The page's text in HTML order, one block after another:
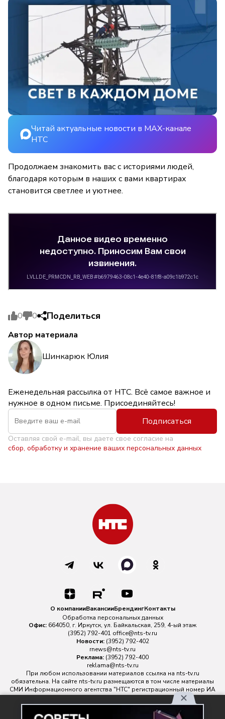
Читай актуальные новости в MAX-канале
НТС
Продолжаем знакомить вас с историями людей,
благодаря которым в наших с вами квартирах
становится светлее и уютнее.
0 0 Поделиться
Автор материала
Шинкарюк Юлия
Еженедельная рассылка от НТС. Всё самое важное и
нужное в одном письме. Присоединяйтесь!
Подписаться
Оставляя свой e-mail, вы даете свое согласие на
сбор, обработку и хранение ваших персональных данных
О компанииВакансииБрендингКонтакты
Обработка персональных данных
Офис: 664050, г. Иркутск, ул. Байкальская, 259, 4-ый этаж
(3952) 792-401 office@nts-tv.ru
Новости: (3952) 792-402
rnews@nts-tv.ru
Реклама: (3952) 792-400
reklama@nts-tv.ru
При любом использовании материалов ссылка на nts-tv.ru
обязательна. На сайте nts-tv.ru размещаются в том числе материалы
СМИ Информационного агентства "НТС" регистрационный номер ИА
№ ФС 77 - 88763 зарегистрировано Федеральной службой по
надзору в сфере связи, информационных технологий и массовых